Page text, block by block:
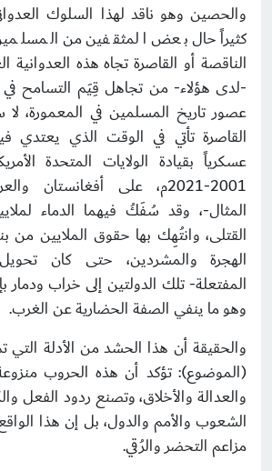
والحصين وهو ناقد لهذا السلوك
كثيراً حال بعض المثقفين من
الناقصة أو القاصرة تجاه هذه العدوانية
-لدى هؤلاء- من تجاهل قِيَم التسامح في
عصور تاريخ المسلمين في المعمورة، لا
القاصرة تأتي في الوقت الذي يعتدي
عسكرياً بقيادة الولايات المتحدة
2001-2021م، على
المثال-، وقد سُفَكُ فيهما الدماء
القتلى، وانتُهِك بها حقوق الملايين من
الهجرة والمشردين، حتى كان
المفتعلة- تلك الدولتين إلى خراب
وهو ما ينفي الصفة الحضارية عن الغرب.
والحقيقة أن هذا الحشد من الأدلة التي
(الموضوع): تؤكد أن هذه الحروب منزوعة
والعدالة والأخلاق، وتصنع ردود الفعل
الشعوب والأمم والدول، بل إن هذا
مزاعم التحضر والرُقي.